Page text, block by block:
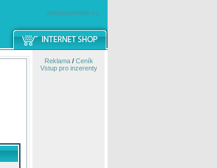
windowsmobile.cz
Reklama/ Ceník
Vstup pro inzerenty